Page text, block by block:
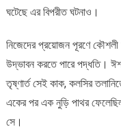
ঘটেছে এর বিপরীত ঘটনাও।
নিজেদের প্রয়োজন পূরণে কৌশলী
উদ্ভাবন করতে পারে পদ্ধতি।
তৃষ্ণার্ত সেই কাক, কলসির
একের পর এক নুড়ি পাথর
সে।